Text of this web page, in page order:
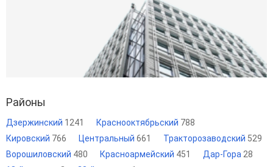
Районы
Дзержинский 1241 Краснооктябрьский 788
Кировский 766 Центральный 661 Тракторозаводский 529
Ворошиловский 480 Красноармейский 451 Дар-Гора 28